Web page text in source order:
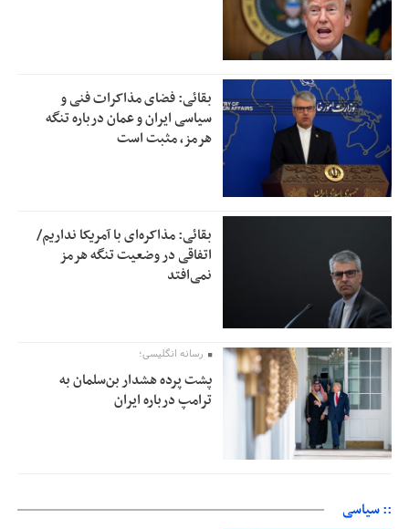
بقائی: فضای مذاکرات فنی و
سیاسی ایران و عمان درباره تنگه
هرمز، مثبت است
بقائی: مذاکره‌ای با آمریکا نداریم/
اتفاقی در وضعیت تنگه هرمز
نمی‌افتد
رسانه انگلیسی؛
پشت پرده هشدار بن‌سلمان به
ترامپ درباره ایران
:: سیاسی